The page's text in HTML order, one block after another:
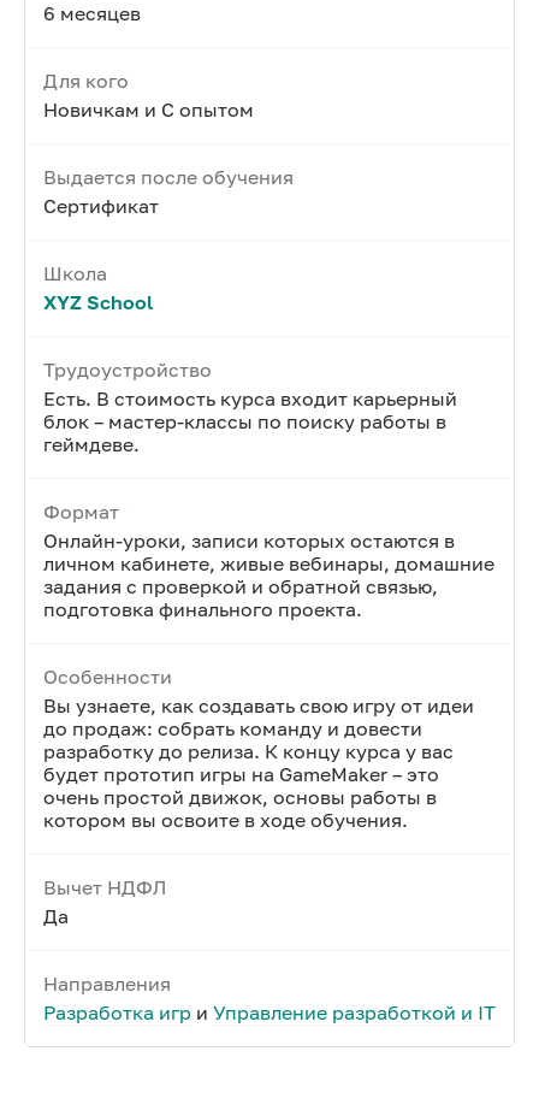
6 месяцев
Для кого
Новичкам и С опытом
Выдается после обучения
Сертификат
Школа
XYZ School
Трудоустройство
Есть. В стоимость курса входит карьерный
блок – мастер-классы по поиску работы в
геймдеве.
Формат
Онлайн-уроки, записи которых остаются в
личном кабинете, живые вебинары, домашние
задания с проверкой и обратной связью,
подготовка финального проекта.
Особенности
Вы узнаете, как создавать свою игру от идеи
до продаж: собрать команду и довести
разработку до релиза. К концу курса у вас
будет прототип игры на GameMaker – это
очень простой движок, основы работы в
котором вы освоите в ходе обучения.
Вычет НДФЛ
Да
Направления
Разработка игр и Управление разработкой и IT